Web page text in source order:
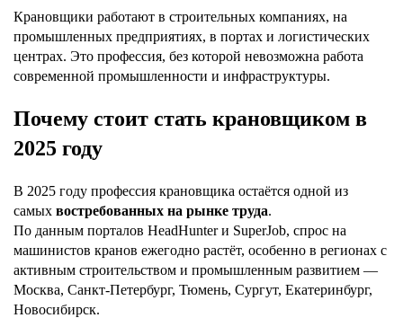
Крановщики работают в строительных компаниях, на
промышленных предприятиях, в портах и логистических
центрах. Это профессия, без которой невозможна работа
современной промышленности и инфраструктуры.
Почему стоит стать крановщиком в
2025 году
В 2025 году профессия крановщика остаётся одной из
самых востребованных на рынке труда.
По данным порталов HeadHunter и SuperJob, спрос на
машинистов кранов ежегодно растёт, особенно в регионах с
активным строительством и промышленным развитием —
Москва, Санкт-Петербург, Тюмень, Сургут, Екатеринбург,
Новосибирск.